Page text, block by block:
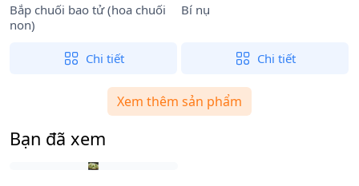
Bắp chuối bao tử (hoa chuối
non)
Chi tiết
Bí nụ
Chi tiết
Xem thêm sản phẩm
Bạn đã xem